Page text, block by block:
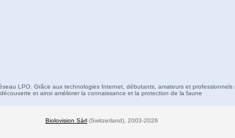
LPO. Grâce aux technologies Internet, débutants, amateurs et professionnels
et ainsi améliorer la connaissance et la protection de la faune
Biolovision Sàrl (Switzerland), 2003-2026